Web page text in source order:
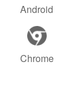
Android
Chrome